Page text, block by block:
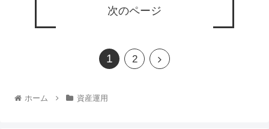
次のページ
1 2
ホーム 資産運用